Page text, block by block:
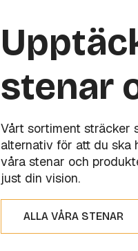
stenar
Vårt sortiment sträcker
alternativ för att du ska
våra stenar och
just din vision.
ALLA VÅRA STENAR